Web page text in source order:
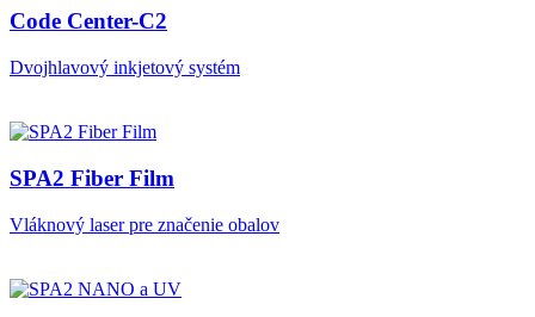
Code Center-C2
Dvojhlavový inkjetový systém
SPA2 Fiber Film
Vláknový laser pre značenie obalov